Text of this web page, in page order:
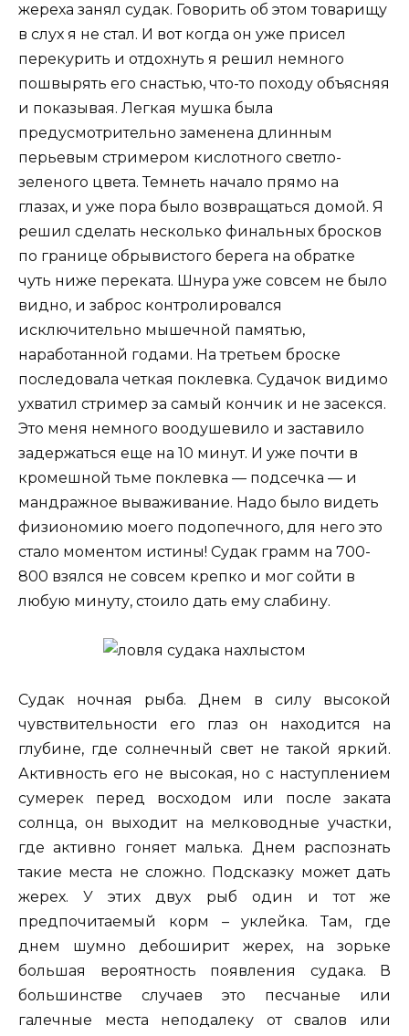
жереха занял судак. Говорить об этом товарищу
в слух я не стал. И вот когда он уже присел
перекурить и отдохнуть я решил немного
пошвырять его снастью, что-то походу объясняя
и показывая. Легкая мушка была
предусмотрительно заменена длинным
перьевым стримером кислотного светло-
зеленого цвета. Темнеть начало прямо на
глазах, и уже пора было возвращаться домой. Я
решил сделать несколько финальных бросков
по границе обрывистого берега на обратке
чуть ниже переката. Шнура уже совсем не было
видно, и заброс контролировался
исключительно мышечной памятью,
наработанной годами. На третьем броске
последовала четкая поклевка. Судачок видимо
ухватил стример за самый кончик и не засекся.
Это меня немного воодушевило и заставило
задержаться еще на 10 минут. И уже почти в
кромешной тьме поклевка — подсечка — и
мандражное вываживание. Надо было видеть
физиономию моего подопечного, для него это
стало моментом истины! Судак грамм на 700-
800 взялся не совсем крепко и мог сойти в
любую минуту, стоило дать ему слабину.
Судак ночная рыба. Днем в силу высокой
чувствительности его глаз он находится на
глубине, где солнечный свет не такой яркий.
Активность его не высокая, но с наступлением
сумерек перед восходом или после заката
солнца, он выходит на мелководные участки,
где активно гоняет малька. Днем распознать
такие места не сложно. Подсказку может дать
жерех. У этих двух рыб один и тот же
предпочитаемый корм – уклейка. Там, где
днем шумно дебоширит жерех, на зорьке
большая вероятность появления судака. В
большинстве случаев это песчаные или
галечные места неподалеку от свалов или